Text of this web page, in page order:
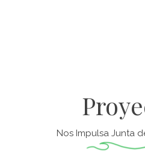
Nos Impulsa Junta